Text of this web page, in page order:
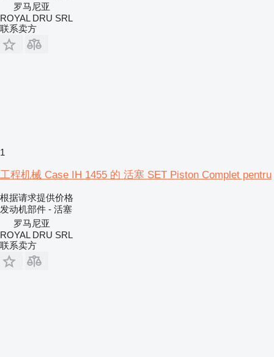
罗马尼亚
ROYAL DRU SRL
联系卖方
1
工程机械 Case IH 1455 的 活塞 SET Piston Complet pentru
根据请求提供价格
发动机部件 - 活塞
罗马尼亚
ROYAL DRU SRL
联系卖方